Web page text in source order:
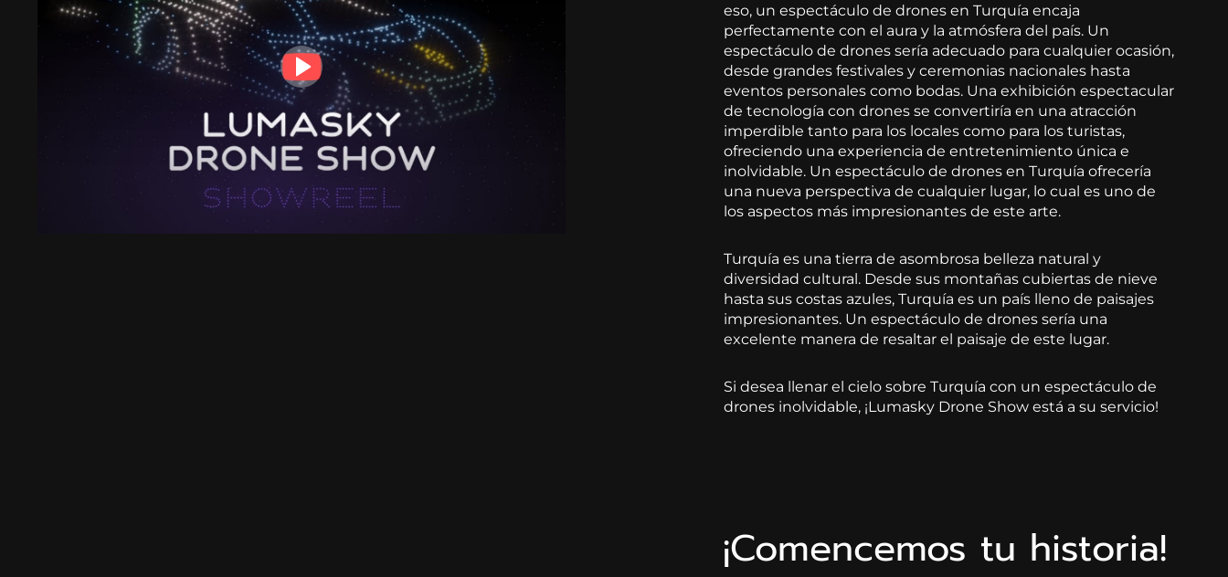
eso, un espectáculo de drones en Turquía encaja
perfectamente con el aura y la atmósfera del país. Un
espectáculo de drones sería adecuado para cualquier ocasión,
desde grandes festivales y ceremonias nacionales hasta
eventos personales como bodas. Una exhibición espectacular
de tecnología con drones se convertiría en una atracción
imperdible tanto para los locales como para los turistas,
ofreciendo una experiencia de entretenimiento única e
inolvidable. Un espectáculo de drones en Turquía ofrecería
una nueva perspectiva de cualquier lugar, lo cual es uno de
los aspectos más impresionantes de este arte.
Turquía es una tierra de asombrosa belleza natural y
diversidad cultural. Desde sus montañas cubiertas de nieve
hasta sus costas azules, Turquía es un país lleno de paisajes
impresionantes. Un espectáculo de drones sería una
excelente manera de resaltar el paisaje de este lugar.
Si desea llenar el cielo sobre Turquía con un espectáculo de
drones inolvidable, ¡Lumasky Drone Show está a su servicio!
¡Comencemos tu historia!